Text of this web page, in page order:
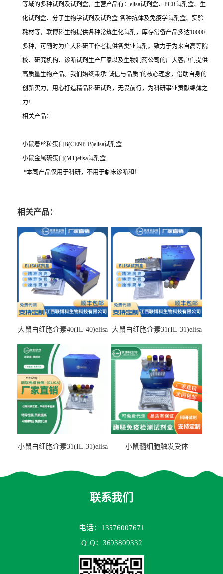
等域的多种试剂及试剂盒，主营产品有：elisa试剂盒、PCR试剂盒、生
化试剂盒、分子生物学试剂及试剂盒·各种抗体及免疫学试剂盒、实验
耗材等，联博科生物提供各种常规生化试剂，库存常备产品多达10000
多种，可随时为广大科研工作者提供各类业试剂。致力于为来自高等院
校、研究机构、诊断试剂生产厂家以及生物制药公司的广大客户们提供
高质量生物产品。我们始终秉承“诚信与品质”的核心理念，借助自身的
创新实力，用心打造精品科研试剂，无畏前行，为科研事业贡献绵薄之
力!
相关产品：
小鼠着丝粒蛋白B(CENP-B)elisa试剂盒
小鼠金属硫蛋白(MT)elisa试剂盒
*本司产品仅用于科研，不用于临床诊断和！
相关产品：
大鼠白细胞介素40(IL-40)elisa
大鼠白细胞介素31(IL-31)elisa
小鼠白细胞介素31(IL-31)elisa
小鼠髓细胞触发受体
联系我们
电话：13576007671
Q Q：3693809332